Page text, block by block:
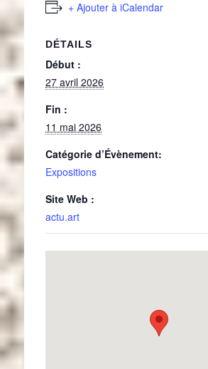
+ Ajouter à iCalendar
DÉTAILS
Début :
27 avril 2026
Fin :
11 mai 2026
Catégorie d’Évènement:
Expositions
Site Web :
actu.art